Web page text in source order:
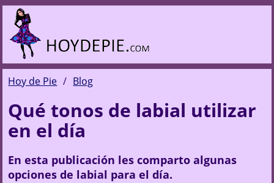
Hoy de Pie Blog
Qué tonos de labial utilizar
en el día
En esta publicación les comparto algunas
opciones de labial para el día.